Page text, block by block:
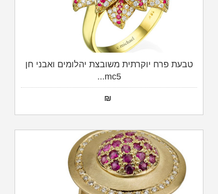
טבעת פרח יוקרתית משובצת יהלומים ואבני חן
mc5...
₪